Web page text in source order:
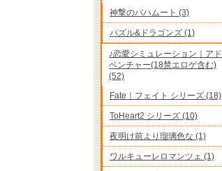
神撃のバハムート (3)
パズル&ドラゴンズ (1)
♪恋愛シミュレーション｜アド
ベンチャー(18禁エロゲ含む)
(52)
Fate｜フェイト シリーズ (18)
ToHeart2 シリーズ (10)
夜明け前より瑠璃色な (1)
ワルキューレロマンツェ (1)